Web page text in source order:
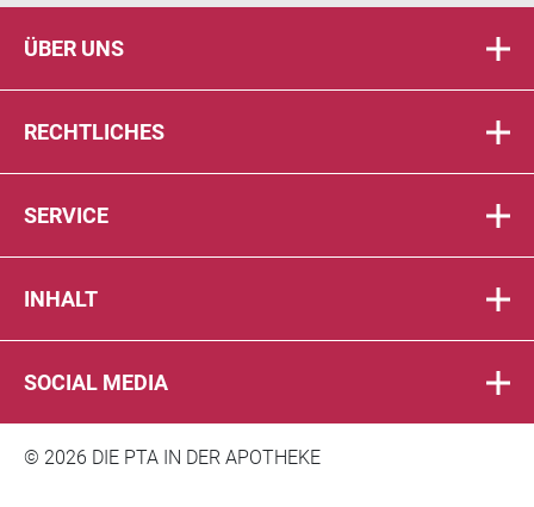
ÜBER UNS
RECHTLICHES
SERVICE
INHALT
SOCIAL MEDIA
© 2026 DIE PTA IN DER APOTHEKE